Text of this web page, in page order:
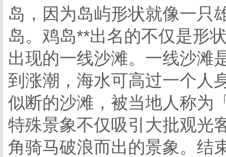
岛，因为岛屿形状就像一只
岛。鸡岛**出名的不仅是形
出现的一线沙滩。一线沙滩
到涨潮，海水可高过一个人
似断的沙滩，被当地人称为
特殊景象不仅吸引大批观光
角骑马破浪而出的景象。结